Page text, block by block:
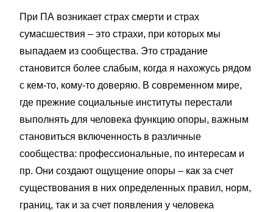
При ПА возникает страх смерти и страх
сумасшествия – это страхи, при которых мы
выпадаем из сообщества. Это страдание
становится более слабым, когда я нахожусь рядом
с кем-то, кому-то доверяю. В современном мире,
где прежние социальные институты перестали
выполнять для человека функцию опоры, важным
становиться включенность в различные
сообщества: профессиональные, по интересам и
пр. Они создают ощущение опоры – как за счет
существования в них определенных правил, норм,
границ, так и за счет появления у человека